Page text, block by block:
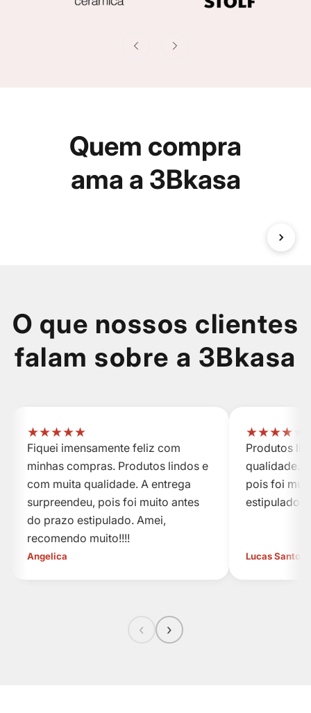
Quem compra
ama a 3Bkasa
O que nossos clientes
falam sobre a 3Bkasa
★★★★★
Fiquei imensamente feliz com
minhas compras. Produtos lindos e
com muita qualidade. A entrega
surpreendeu, pois foi muito antes
do prazo estipulado. Amei,
recomendo muito!!!!
Angelica
★★★★
Produtos
qualidade.
pois foi
estipulado.
Lucas Santos
‹ ›